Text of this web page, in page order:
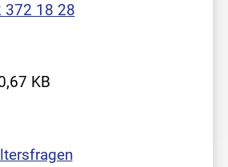
372 18 28
KB